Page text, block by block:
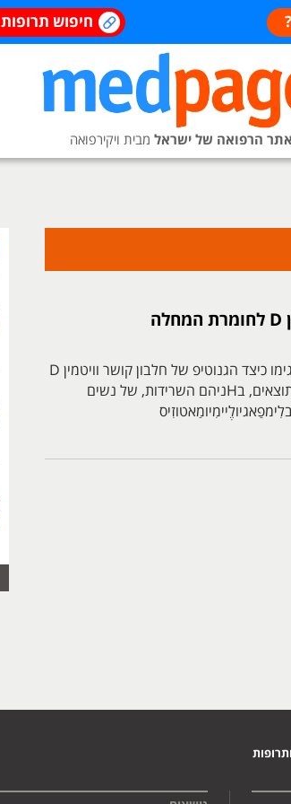
חיפוש תרופות
אתר הרפואה של ישראל מבית ויקירפואה
הקשר בין חלבון קושר וויטמין D לחומרת המחלה
החוקרים הדגימו כיצד הגנוטיפ של חלבון קושר וויטמין D
משנה את התוצאים, בHניהם השרידות, של נשים